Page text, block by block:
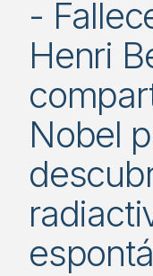
-
Henri
Nobel